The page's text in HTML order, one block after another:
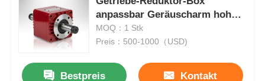
Speicherprogrammierbare Steuerung
SPS -Controller
anpassbar Geräuscharm hohe
Genauigkeit
MOQ：1 Stk
Preis：500-1000（USD)
Bestpreis Kontakt